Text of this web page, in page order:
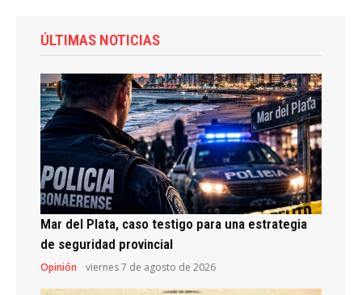
ÚLTIMAS NOTICIAS
Mar del Plata, caso testigo para una estrategia
de seguridad provincial
Opinión viernes 7 de agosto de 2026